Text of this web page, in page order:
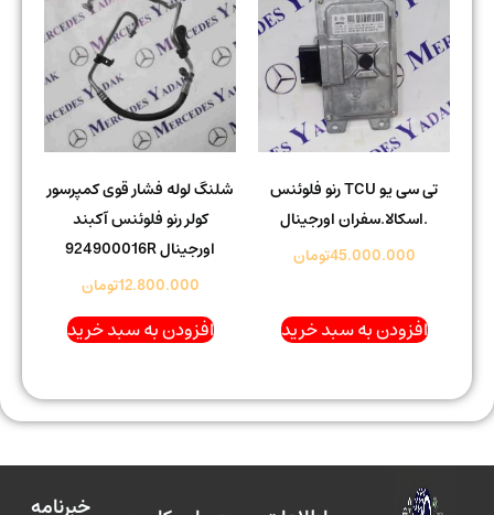
تی سی یو TCU رنو فلوئنس
.اسکالا.سفران اورجینال
45.000.000تومان
افزودن به سبد خرید
شلنگ لوله فشار قوی کمپرسور
کولر رنو فلوئنس آکبند
اورجینال 924900016R
12.800.000تومان
افزودن به سبد خرید
خبرنامه